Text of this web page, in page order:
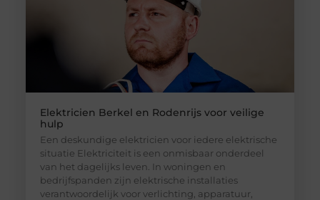
Elektricien Berkel en Rodenrijs voor veilige
hulp
Een deskundige elektricien voor iedere elektrische
situatie Elektriciteit is een onmisbaar onderdeel
van het dagelijks leven. In woningen en
bedrijfspanden zijn elektrische installaties
verantwoordelijk voor verlichting, apparatuur,